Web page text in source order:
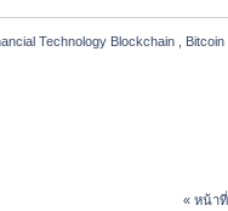
Technology Blockchain , Bitcoin
« หน้า